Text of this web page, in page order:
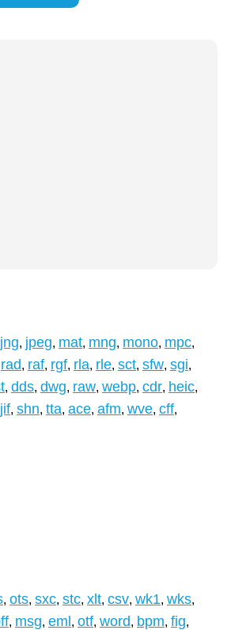
jng, jpeg, mat, mng, mono, mpc,
rad, raf, rgf, rla, rle, sct, sfw, sgi,
, dds, dwg, raw, webp, cdr, heic,
jif, shn, tta, ace, afm, wve, cff,
, ots, sxc, stc, xlt, csv, wk1, wks,
, msg, eml , otf, word, bpm, fig,